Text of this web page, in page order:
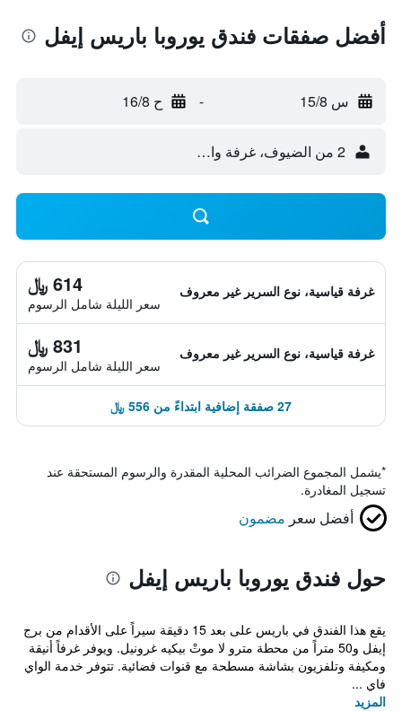
أفضل صفقات فندق يوروبا باريس إيفل
س 15/8 - ح 16/8
2 من الضيوف، غرفة واحدة
غرفة قياسية، نوع السرير غير معروف 614 ﷼
سعر الليلة شامل الرسوم
غرفة قياسية، نوع السرير غير معروف 831 ﷼
سعر الليلة شامل الرسوم
27 صفقة إضافية ابتداءً من 556 ﷼
*يشمل المجموع الضرائب المحلية المقدرة والرسوم المستحقة عند
تسجيل المغادرة.
أفضل سعر مضمون
حول فندق يوروبا باريس إيفل
يقع هذا الفندق في باريس على بعد 15 دقيقة سيراً على الأقدام من برج
إيفل و50 متراً من محطة مترو لا موتْ بيكيه غرونيل. ويوفر غرفاً أنيقة
ومكيفة وتلفزيون بشاشة مسطحة مع قنوات فضائية. تتوفر خدمة الواي
فاي ...
المزيد